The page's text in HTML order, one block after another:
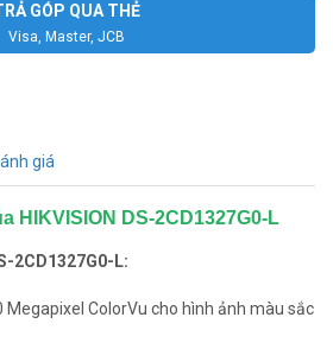
GÓP QUA THẺ
Visa, Master, JCB
giá
HIKVISION DS-2CD1327G0-L
2CD1327G0-L:
Megapixel ColorVu cho hình ảnh màu sắc